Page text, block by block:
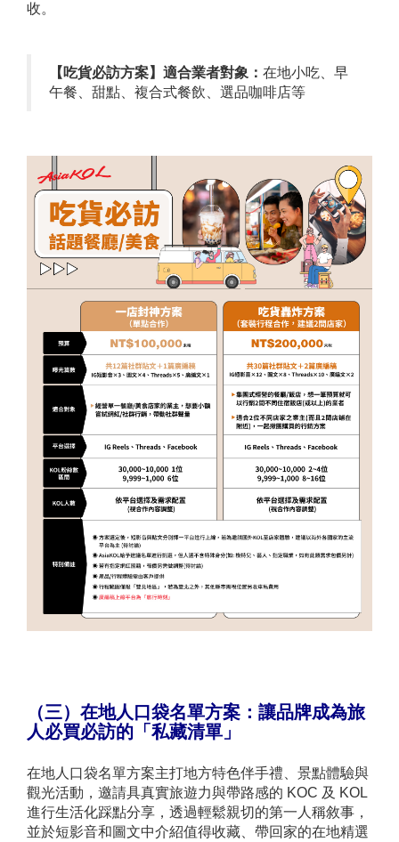
收。
【吃貨必訪方案】適合業者對象： 在地小吃、早
午餐、甜點、複合式餐飲、選品咖啡店等
（三）在地人口袋名單方案： 讓品牌成為旅
人必買必訪的「私藏清單」
在地人口袋名單方案主打地方特色伴手禮、景點體驗與
觀光活動，邀請具真實旅遊力與帶路感的 KOC 及 KOL
進行生活化踩點分享，透過輕鬆親切的第一人稱敘事，
並於短影音和圖文中介紹值得收藏、帶回家的在地精選